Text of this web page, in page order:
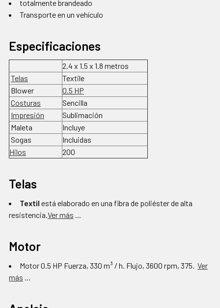
totalmente brandeado
Transporte en un vehículo
Especificaciones
2.4 x 1.5 x 1.8 metros
Telas
Textile
Blower
0.5 HP
Costuras
Sencilla
Impresión
Sublimación
Maleta
Incluye
Sogas
Incluidas
Hilos
200
Telas
Textil está elaborado en una fibra de poliéster de alta
resistencia.Ver más ...
Motor
Motor 0.5 HP Fuerza, 330 m³ / h. Flujo, 3600 rpm, 375. Ver
más ...